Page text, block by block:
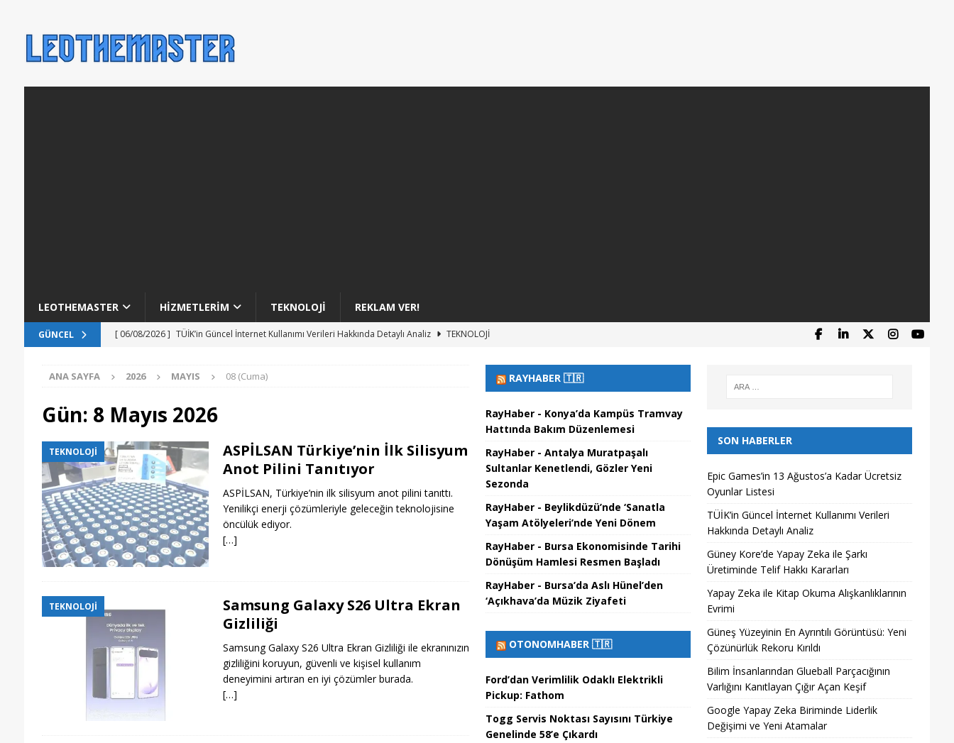
LEOTHEMASTER HİZMETLERİM TEKNOLOJI REKLAM VER!
GÜNCEL [ 06/08/2026 ] TÜİK’in Güncel İnternet Kullanımı Verileri Hakkında Detaylı Analiz
TEKNOLOJI
[ 06/08/2026 ] Yapay Zeka ile Kitap Okuma Alışkanlıklarının Evrimi
[ 06/08/2026 ]
Güneş Yüzeyinin En Ayrıntılı Görüntüsü: Yeni Çözünürlük Rekoru Kırıldı
[ 06/08/2026 ]
ANA SAYFA 2026 MAYIS 08 (Cuma)
Gün: 8 Mayıs 2026
TEKNOLOJI
ASPİLSAN Türkiye’nin İlk Silisyum
Anot Pilini Tanıtıyor
ASPİLSAN, Türkiye’nin ilk silisyum anot pilini tanıttı.
Yenilikçi enerji çözümleriyle geleceğin teknolojisine
öncülük ediyor.
[…]
TEKNOLOJI
Samsung Galaxy S26 Ultra Ekran
Gizliliği
Samsung Galaxy S26 Ultra Ekran Gizliliği ile ekranınızın
gizliliğini koruyun, güvenli ve kişisel kullanım
deneyimini artıran en iyi çözümler burada.
[…]
RAYHABER 🇹🇷
RayHaber - Konya’da Kampüs Tramvay
Hattında Bakım Düzenlemesi
RayHaber - Antalya Muratpaşalı
Sultanlar Kenetlendi, Gözler Yeni
Sezonda
RayHaber - Beylikdüzü’nde ‘Sanatla
Yaşam Atölyeleri’nde Yeni Dönem
RayHaber - Bursa Ekonomisinde Tarihi
Dönüşüm Hamlesi Resmen Başladı
RayHaber - Bursa’da Aslı Hünel’den
‘Açıkhava’da Müzik Ziyafeti
OTONOMHABER 🇹🇷
Ford’dan Verimlilik Odaklı Elektrikli
Pickup: Fathom
Togg Servis Noktası Sayısını Türkiye
Genelinde 58’e Çıkardı
SON HABERLER
Epic Games’in 13 Ağustos’a Kadar Ücretsiz
Oyunlar Listesi
TÜİK’in Güncel İnternet Kullanımı Verileri
Hakkında Detaylı Analiz
Güney Kore’de Yapay Zeka ile Şarkı
Üretiminde Telif Hakkı Kararları
Yapay Zeka ile Kitap Okuma Alışkanlıklarının
Evrimi
Güneş Yüzeyinin En Ayrıntılı Görüntüsü: Yeni
Çözünürlük Rekoru Kırıldı
Bilim İnsanlarından Glueball Parçacığının
Varlığını Kanıtlayan Çığır Açan Keşif
Google Yapay Zeka Biriminde Liderlik
Değişimi ve Yeni Atamalar